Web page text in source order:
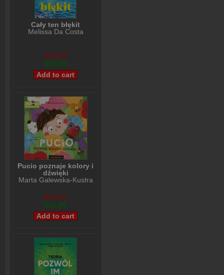
Cały ten błękit
Melissa Da Costa
$32,79
$26,98
Pucio poznaje kolory i
dźwięki
Marta Galewska-Kustra
$15,99
$12,99